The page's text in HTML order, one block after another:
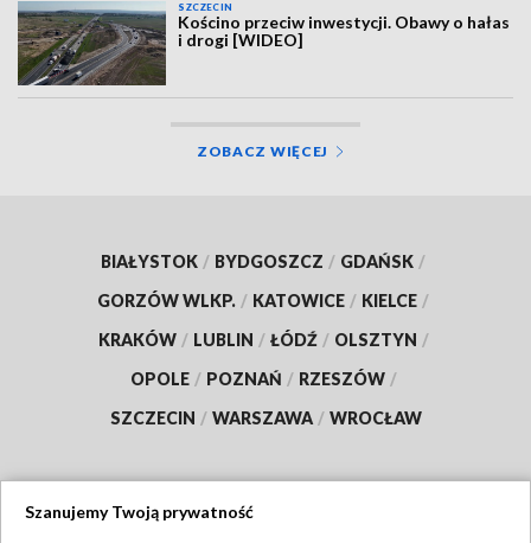
SZCZECIN
Kościno przeciw inwestycji. Obawy o hałas
i drogi [WIDEO]
ZOBACZ WIĘCEJ
BIAŁYSTOK / BYDGOSZCZ / GDAŃSK /
GORZÓW WLKP. / KATOWICE / KIELCE /
KRAKÓW / LUBLIN / ŁÓDŹ / OLSZTYN /
OPOLE / POZNAŃ / RZESZÓW /
SZCZECIN / WARSZAWA / WROCŁAW
Szanujemy Twoją prywatność